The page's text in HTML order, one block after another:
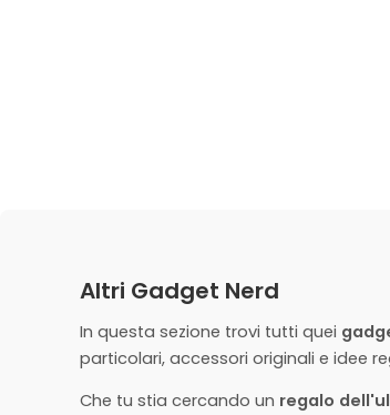
Altri Gadget Nerd
In questa sezione trovi tutti quei
particolari, accessori originali e idee
Che tu stia cercando un regalo